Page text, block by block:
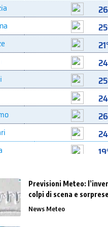
Previsioni Meteo:
colpi di scena e
News Meteo